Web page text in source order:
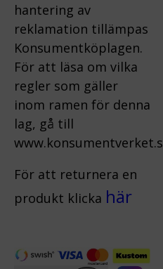
hantering av
reklamation tillämpas
Konsumentköplagen.
För att läsa om vilka
regler som gäller
inom ramen för denna
lag, gå till
www.konsumentverket.s
För att returnera en
produkt klicka här